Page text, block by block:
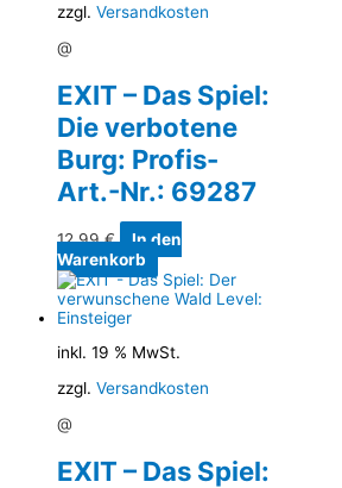
zzgl. Versandkosten
@
EXIT – Das Spiel:
Die verbotene
Burg: Profis-
Art.-Nr.: 69287
12,99€
In den
Warenkorb
inkl. 19 % MwSt.
zzgl. Versandkosten
@
EXIT – Das Spiel: